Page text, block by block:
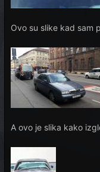
Ovo su slike kad sam
A ovo je slika kako